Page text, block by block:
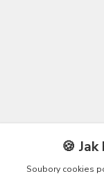
Kontakty🍪
Soubory cookies